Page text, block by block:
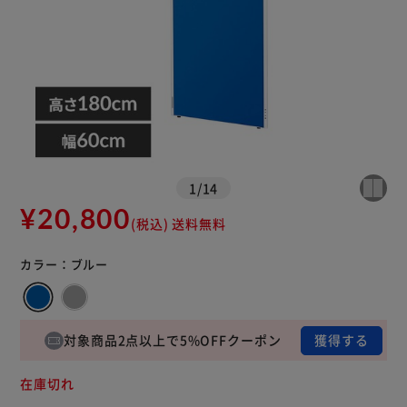
1 /14
¥20,800(税込) 送料無料
カラー： ブルー
対象商品2点以上で5%OFFクーポン 獲得する
在庫切れ